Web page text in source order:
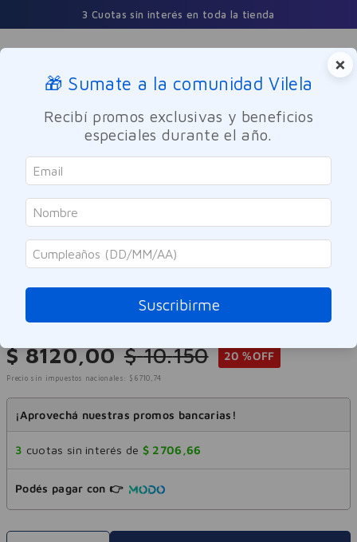
3 Cuotas sin interés en toda la tienda
Buscar
Cuidado Personal Higiene femenina Higiene Íntima
Viasek
Jabon Intimo en Barra 3,5pH
Viasek Fresh Syndet 90g
Referencia:9963611
$ 8120,00 $ 10.150 20 %OFF
Precio sin impuestos nacionales: $ 6710 , 74
¡Aprovechá nuestras promos bancarias!
3 cuotas sin interés de $ 2706 ,66
Podés pagar con 👉
×
🎁 Sumate a la comunidad Vilela
Recibí promos exclusivas y beneficios
especiales durante el año.
Suscribirme